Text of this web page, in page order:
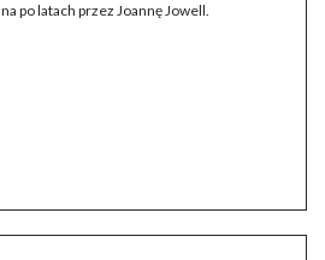
po latach przez Joannę Jowell.